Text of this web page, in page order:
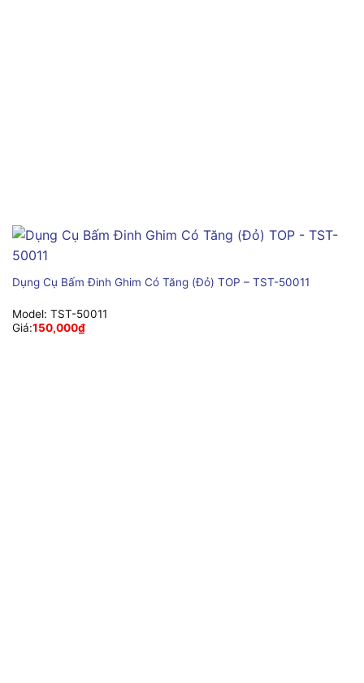
Dụng Cụ Bấm Đinh Ghim Có Tăng (Đỏ) TOP – TST-50011
Model: TST-50011
Giá:150,000₫